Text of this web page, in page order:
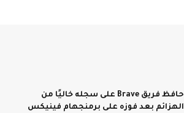
حافظ فريق Brave على سجله خاليًا من
الهزائم بعد فوزه على برمنجهام فينيكس